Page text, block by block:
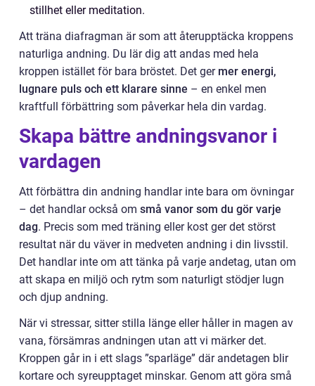
stillhet eller meditation.
Att träna diafragman är som att återupptäcka kroppens
naturliga andning. Du lär dig att andas med hela
kroppen istället för bara bröstet. Det ger mer energi,
lugnare puls och ett klarare sinne – en enkel men
kraftfull förbättring som påverkar hela din vardag.
Skapa bättre andningsvanor i
vardagen
Att förbättra din andning handlar inte bara om övningar
– det handlar också om små vanor som du gör varje
dag. Precis som med träning eller kost ger det störst
resultat när du väver in medveten andning i din livsstil.
Det handlar inte om att tänka på varje andetag, utan om
att skapa en miljö och rytm som naturligt stödjer lugn
och djup andning.
När vi stressar, sitter stilla länge eller håller in magen av
vana, försämras andningen utan att vi märker det.
Kroppen går in i ett slags ”sparläge” där andetagen blir
kortare och syreupptaget minskar. Genom att göra små